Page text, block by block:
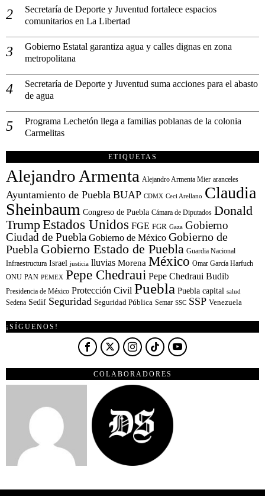
Secretaría de Deporte y Juventud fortalece espacios
comunitarios en La Libertad
Gobierno Estatal garantiza agua y calles dignas en zona
metropolitana
Secretaría de Deporte y Juventud suma acciones para el abasto
de agua
Programa Lechetón llega a familias poblanas de la colonia
Carmelitas
ETIQUETAS
Alejandro Armenta Alejandro Armenta Mier aranceles
Ayuntamiento de Puebla BUAP CDMX Ceci Arellano Claudia
Sheinbaum Congreso de Puebla Cámara de Diputados Donald
TrumpEstados Unidos FGE FGR Gaza Gobierno
Ciudad de Puebla Gobierno de México Gobierno de
Puebla Gobierno Estado de Puebla Guardia Nacional
Infraestructura Israel justicia lluvias Morena México Omar García Harfuch
ONU PAN PEMEX Pepe Chedraui Pepe Chedraui Budib
Presidencia de México Protección Civil Puebla Puebla capital salud
Sedena Sedif Seguridad Seguridad Pública Semar SSC SSP Venezuela
¡SÍGUENOS!
COLABORADORES